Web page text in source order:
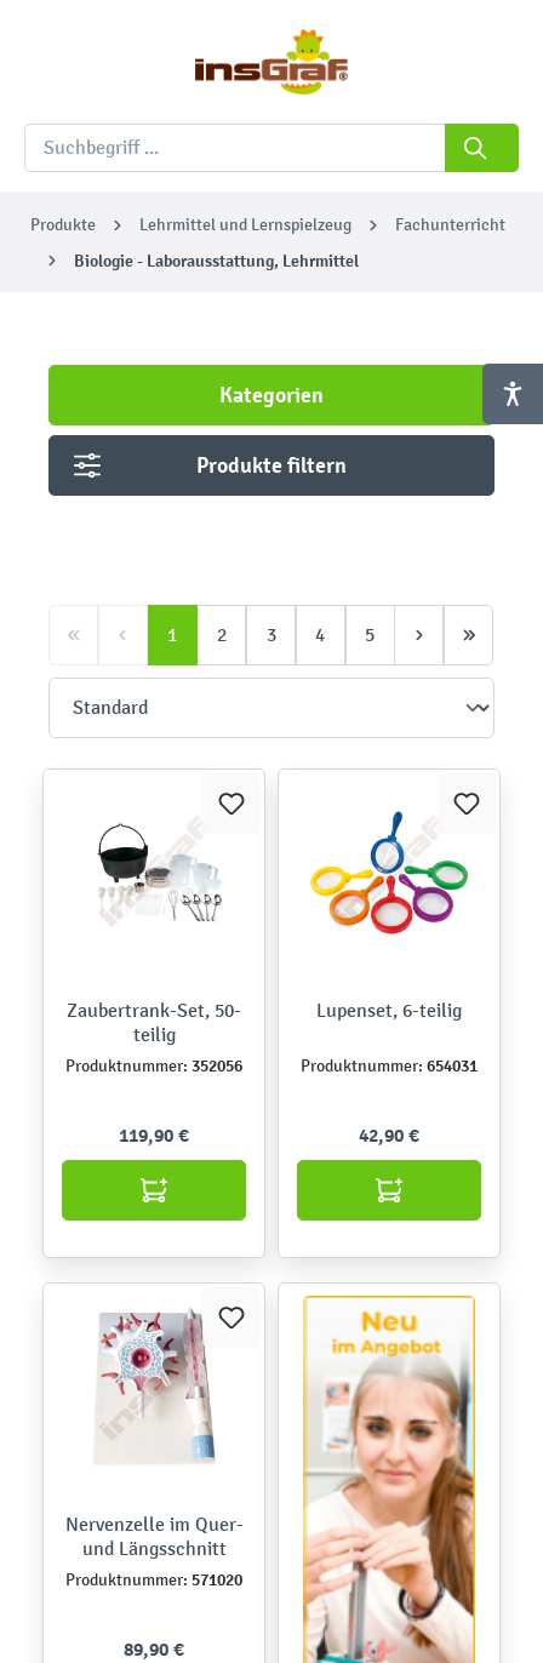
Produkte Lehrmittel und Lernspielzeug Fachunterricht
Biologie - Laborausstattung, Lehrmittel
Kategorien
Produkte filtern
1 2 3 4 5
Zaubertrank-Set, 50-
teilig
Produktnummer: 352056
119,90 €
Lupenset, 6-teilig
Produktnummer: 654031
42,90 €
Nervenzelle im Quer-
und Längsschnitt
Produktnummer: 571020
89,90 €